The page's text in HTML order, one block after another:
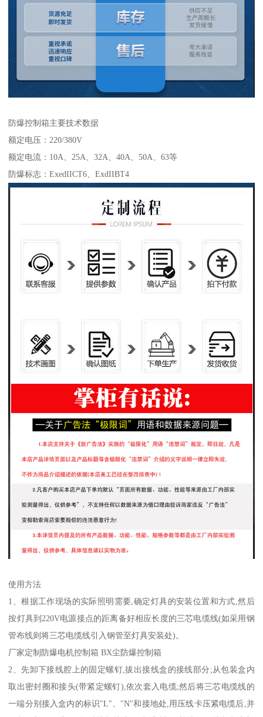
防爆控制箱主要技术数据
额定电压：220/380V
额定电流：10A、25A、32A、40A、50A、63等
防爆标志：ExedIICT6、ExdIIBT4
使用方法
1、根据工作现场的实际照明需要,确定灯具的安装位置和方式,然后
按灯具到220V电源接点的距离备好相应长度的三芯电缆线(如采用钢
管布线则将三芯电缆线引入钢管至灯具安装处)。
厂家定制防爆电机控制箱 BX尘防爆控制箱
2、先卸下接线腔上的固定螺钉,拔出接线盒的接线部分;从包装盒内
取出密封圈和接头(带紧定螺钉),依次套入电缆;然后将三芯电缆线的
一端分别接入盒内的标识"L"、"N"和接地处,用压线卡压紧电缆后,并